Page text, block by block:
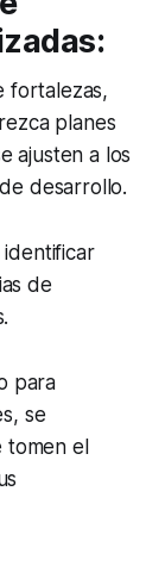
fortalezas,
planes
ajusten a los
desarrollo.
identificar
de
para
se
el